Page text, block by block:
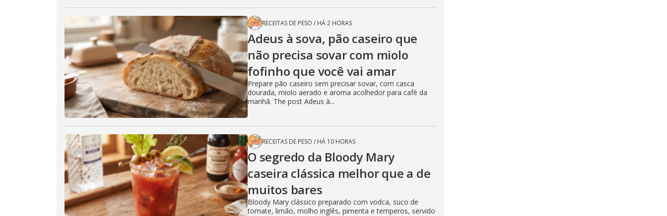
RECEITAS DE PESO / HÁ 2 HORAS
Adeus à sova, pão caseiro que
não precisa sovar com miolo
fofinho que você vai amar
Prepare pão caseiro sem precisar sovar, com casca
dourada, miolo aerado e aroma acolhedor para café da
manhã. The post Adeus à...
RECEITAS DE PESO / HÁ 10 HORAS
O segredo da Bloody Mary
caseira clássica melhor que a de
muitos bares
Bloody Mary clássico preparado com vodca, suco de
tomate, limão, molho inglês, pimenta e temperos, servido